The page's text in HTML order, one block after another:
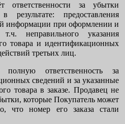
ответственности за убытки
результате: предоставления
информации при оформлении и
неправильного указания
товара и идентификационных
третьих лиц.
ответственность за
сведений и за указанные
товара в заказе. Продавец не
которые Покупатель может
что номер его заказа стали